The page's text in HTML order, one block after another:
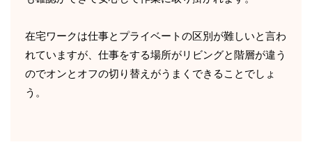
在宅ワークは仕事とプライベートの区別が難しいと言わ
れていますが、仕事をする場所がリビングと階層が違う
のでオンとオフの切り替えがうまくできることでしょ
う。